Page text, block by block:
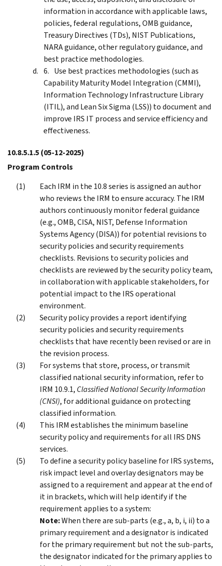
information in accordance with applicable laws,
policies, federal regulations, OMB guidance,
Treasury Directives (TDs), NIST Publications,
NARA guidance, other regulatory guidance, and
best practice methodologies.
Use best practices methodologies (such as
Capability Maturity Model Integration (CMMI),
Information Technology Infrastructure Library
(ITIL), and Lean Six Sigma (LSS)) to document and
improve IRS IT process and service efficiency and
effectiveness.
10.8.5.1.5(05-12-2025)
Program Controls
Each IRM in the 10.8 series is assigned an author
who reviews the IRM to ensure accuracy. The IRM
authors continuously monitor federal guidance
(e.g., OMB, CISA, NIST, Defense Information
Systems Agency (DISA)) for potential revisions to
security policies and security requirements
checklists. Revisions to security policies and
checklists are reviewed by the security policy team,
in collaboration with applicable stakeholders, for
potential impact to the IRS operational
environment.
Security policy provides a report identifying
security policies and security requirements
checklists that have recently been revised or are in
the revision process.
For systems that store, process, or transmit
classified national security information, refer to
IRM 10.9.1, Classified National Security Information
(CNSI), for additional guidance on protecting
classified information.
This IRM establishes the minimum baseline
security policy and requirements for all IRS DNS
services.
To define a security policy baseline for IRS systems,
risk impact level and overlay designators may be
assigned to a requirement and appear at the end of
it in brackets, which will help identify if the
requirement applies to a system:
Note:When there are sub-parts (e.g., a, b, i, ii) to a
primary requirement and a designator is indicated
for the primary requirement but not the sub-parts,
the designator indicated for the primary applies to